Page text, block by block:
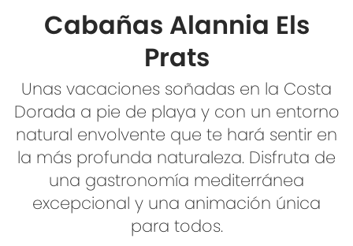
Cabañas Alannia Els
Prats
Unas vacaciones soñadas en la Costa
Dorada a pie de playa y con un entorno
natural envolvente que te hará sentir en
la más profunda naturaleza. Disfruta de
una gastronomía mediterránea
excepcional y una animación única
para todos.